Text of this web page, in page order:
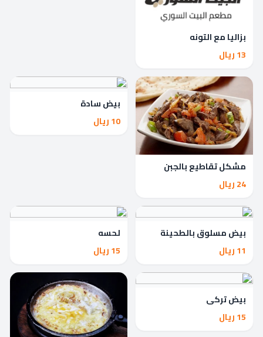
بزاليا مع التونه
13 ريال
مشكل تقاطيع بالجبن
24 ريال
بيض سادة
10 ريال
بيض مسلوق بالطحينة
11 ريال
لحسه
15 ريال
بيض تركي
15 ريال